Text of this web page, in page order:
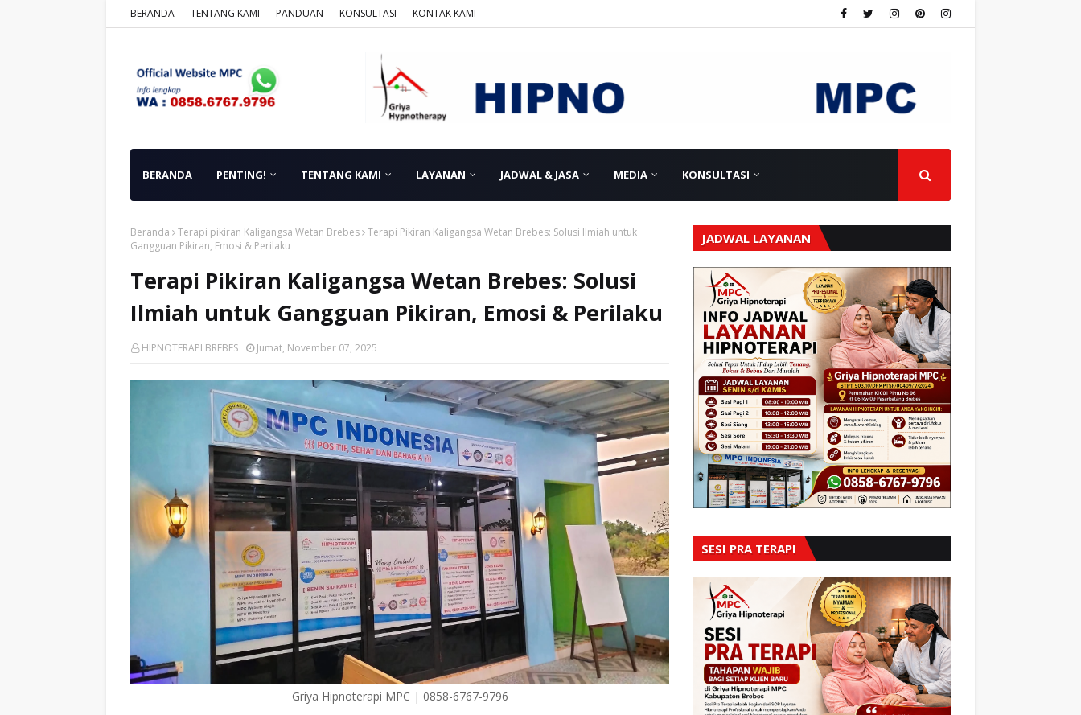
BERANDA TENTANG KAMI PANDUAN KONSULTASI KONTAK KAMI
BERANDA PENTING! TENTANG KAMI LAYANAN JADWAL & JASA MEDIA KONSULTASI
Beranda Terapi pikiran Kaligangsa Wetan Brebes Terapi Pikiran Kaligangsa Wetan Brebes: Solusi Ilmiah untuk
Gangguan Pikiran, Emosi & Perilaku
Terapi Pikiran Kaligangsa Wetan Brebes: Solusi
Ilmiah untuk Gangguan Pikiran, Emosi & Perilaku
HIPNOTERAPI BREBES Jumat, November 07, 2025
Griya Hipnoterapi MPC | 0858-6767-9796
JADWAL LAYANAN
SESI PRA TERAPI